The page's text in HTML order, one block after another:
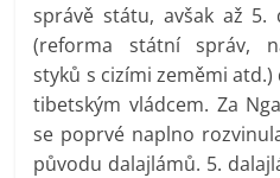
správě státu, avšak až 5.
(reforma státní správ,
styků s cizími zeměmi
tibetským vládcem. Za
se poprvé naplno
původu dalajlámů. 5.